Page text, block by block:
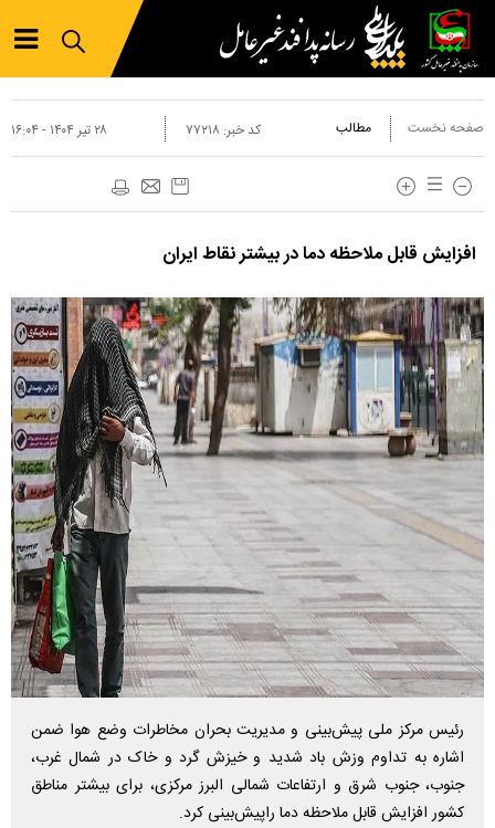
صفحه نخست مطالب ۲۸ تير ۱۴۰۴ - ۱۶:۰۴ کد خبر: ۷۷۲۱۸
افزایش قابل ملاحظه دما در بیشتر نقاط ایران
رئیس مرکز ملی پیش‌بینی و مدیریت بحران مخاطرات وضع هوا ضمن
اشاره به تداوم وزش باد شدید و خیزش گرد و خاک در شمال غرب،
جنوب، جنوب شرق و ارتفاعات شمالی البرز مرکزی، برای بیشتر مناطق
کشور افزایش قابل ملاحظه دما راپیش‌بینی کرد.